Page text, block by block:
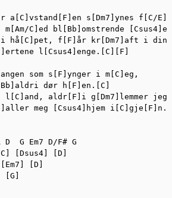
s[Dm7]ynes f[C/
C]ed bl[Bb]omstrende
hå[C]pet, f[F]år kr[Dm7]aft i din
l[Csus4]enge.[C][F]
som s[F]ynger i m[C]eg,
dør h[F]en.[C]
aldr[F]i g[Dm7]lemmer jeg
meg [Csus4]hjem i[C]gje[F]n.
G Em7 D/F# G
[Dsus4] [D]
[D]
[G]